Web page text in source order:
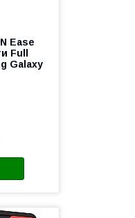
Ease
Full
Galaxy